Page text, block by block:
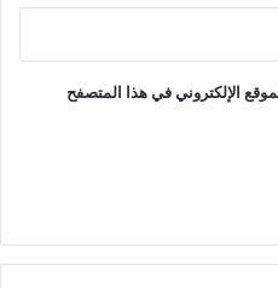
الإلكتروني في هذا المتصفح